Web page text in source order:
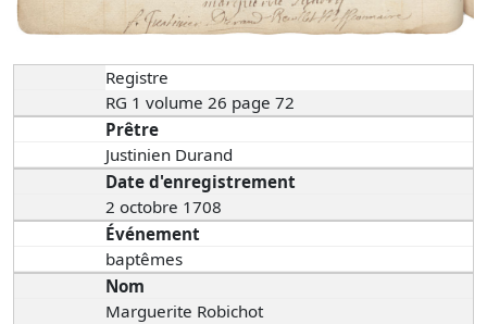
Registre
RG 1 volume 26 page 72
Prêtre
Justinien Durand
Date d'enregistrement
2 octobre 1708
Événement
baptêmes
Nom
Marguerite Robichot